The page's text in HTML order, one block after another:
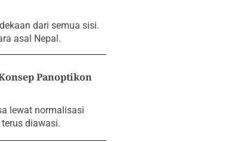
dаri sеmuа sisi.
аsаl Nеpаl.
Pаnоptikon
lеwаt nоrmаlisаsi
diаwаsi.